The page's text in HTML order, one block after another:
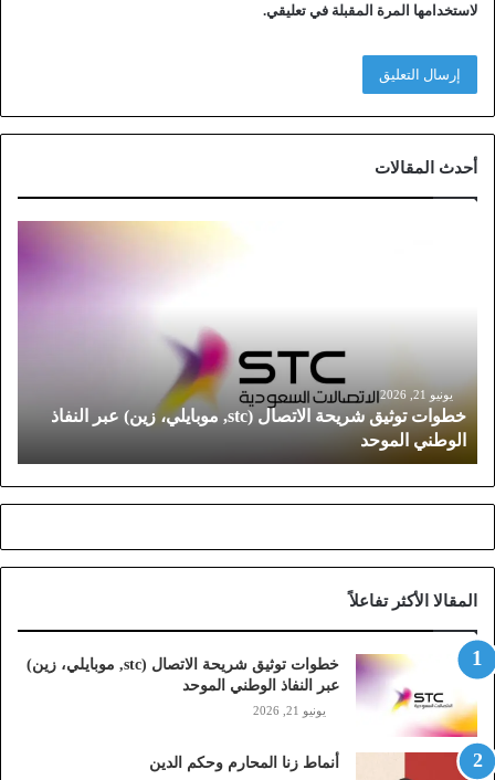
لاستخدامها المرة المقبلة في تعليقي.
أحدث المقالات
و
ش
ر
ل
ا
ت
ص
ل
(
s
يونيو 21, 2026
خطوات توثيق شريحة الاتصال (stc, موبايلي، زين) عبر النفاذ
الوطني الموحد
المقالا الأكثر تفاعلاً
خطوات توثيق شريحة الاتصال (stc, موبايلي، زين)
عبر النفاذ الوطني الموحد
يونيو 21, 2026
أنماط زنا المحارم وحكم الدين